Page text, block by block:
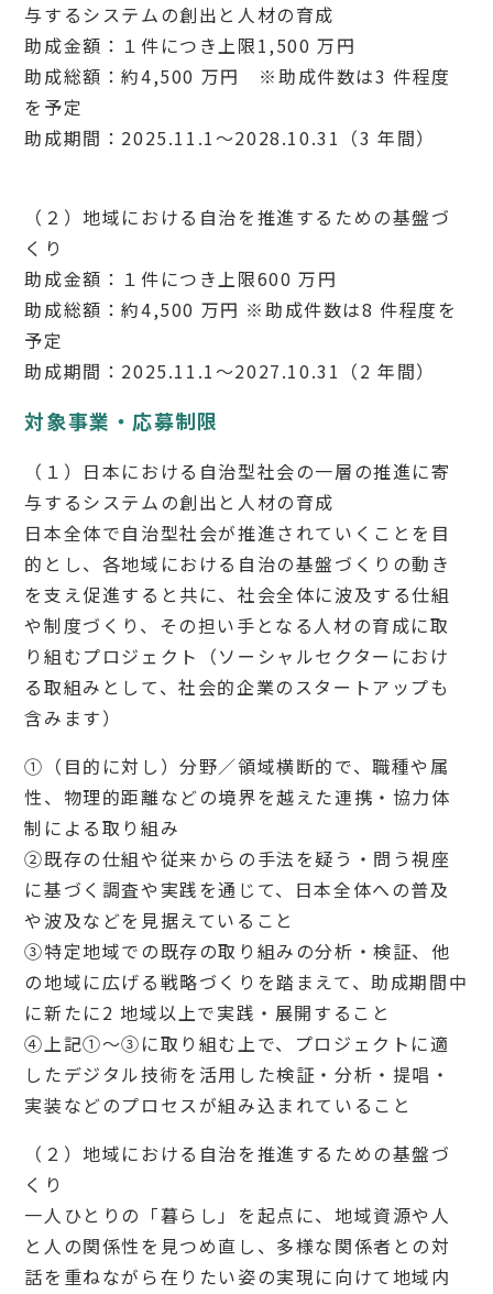
与するシステムの創出と人材の育成
助成金額：１件につき上限1,500 万円
助成総額：約4,500 万円 ※助成件数は3 件程度
を予定
助成期間：2025.11.1～2028.10.31（3 年間）
（２）地域における自治を推進するための基盤づ
くり
助成金額：１件につき上限600 万円
助成総額：約4,500 万円 ※助成件数は8 件程度を
予定
助成期間：2025.11.1～2027.10.31（2 年間）
対象事業・応募制限
（１）日本における自治型社会の一層の推進に寄
与するシステムの創出と人材の育成
日本全体で自治型社会が推進されていくことを目
的とし、各地域における自治の基盤づくりの動き
を支え促進すると共に、社会全体に波及する仕組
や制度づくり、その担い手となる人材の育成に取
り組むプロジェクト（ソーシャルセクターにおけ
る取組みとして、社会的企業のスタートアップも
含みます）
①（目的に対し）分野／領域横断的で、職種や属
性、物理的距離などの境界を越えた連携・協力体
制による取り組み
②既存の仕組や従来からの手法を疑う・問う視座
に基づく調査や実践を通じて、日本全体への普及
や波及などを見据えていること
③特定地域での既存の取り組みの分析・検証、他
の地域に広げる戦略づくりを踏まえて、助成期間中
に新たに2 地域以上で実践・展開すること
④上記①～③に取り組む上で、プロジェクトに適
したデジタル技術を活用した検証・分析・提唱・
実装などのプロセスが組み込まれていること
（２）地域における自治を推進するための基盤づ
くり
一人ひとりの「暮らし」を起点に、地域資源や人
と人の関係性を見つめ直し、多様な関係者との対
話を重ねながら在りたい姿の実現に向けて地域内